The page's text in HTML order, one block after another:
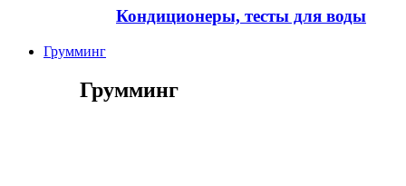
Кондиционеры, тесты для воды
Грумминг
Грумминг